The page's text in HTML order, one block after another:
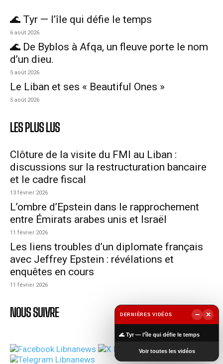
🌊 Tyr — l’île qui défie le temps
6 août 2026
🌊 De Byblos à Afqa, un fleuve porte le nom
d’un dieu.
5 août 2026
Le Liban et ses « Beautiful Ones »
5 août 2026
LES PLUS LUS
Clôture de la visite du FMI au Liban :
discussions sur la restructuration bancaire
et le cadre fiscal
13 février 2026
L’ombre d’Epstein dans le rapprochement
entre Émirats arabes unis et Israël
11 février 2026
Les liens troubles d’un diplomate français
avec Jeffrey Epstein : révélations et
enquêtes en cours
11 février 2026
NOUS SUIVRE DERNIÈRES VIDÉOS −
×
🌊 Tyr — l’île qui défie le temps
Voir toutes les vidéos